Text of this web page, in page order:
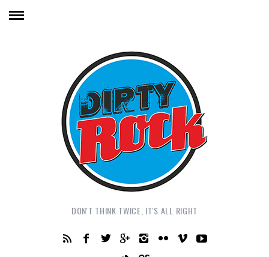
DON'T THINK TWICE, IT'S ALL RIGHT